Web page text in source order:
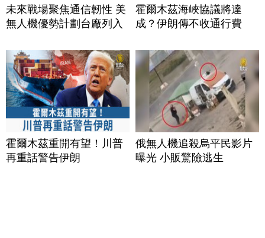
未來戰場聚焦通信韌性 美
無人機優勢計劃台廠列入
霍爾木茲海峽協議將達
成？伊朗傳不收通行費
霍爾木茲重開有望！川普
再重話警告伊朗
俄無人機追殺烏平民影片
曝光 小販驚險逃生